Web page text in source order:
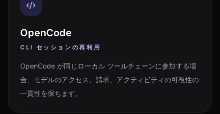
OpenCode
CLI セッションの再利用
OpenCode が同じローカル ツールチェーンに参加する場
合、モデルのアクセス、請求、アクティビティの可視性の
一貫性を保ちます。